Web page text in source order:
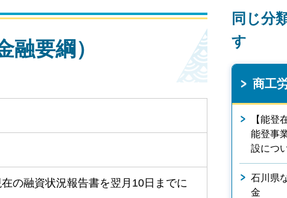
要綱）
の融資状況報告書を翌月10日までに
同じ分
す
商工
【能登
能登事
設につ
石川県
金